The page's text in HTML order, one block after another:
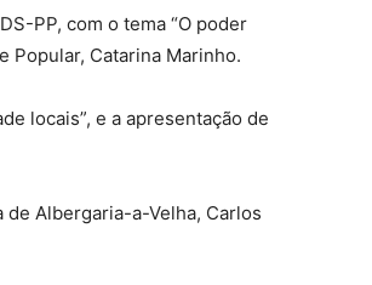
PP, com o tema “O poder
Popular, Catarina Marinho.
locais”, e a apresentação de
Albergaria-a-Velha, Carlos